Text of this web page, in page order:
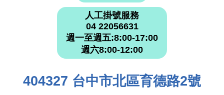
人工掛號服務
04 22056631
週一至週五:8:00-17:00
週六8:00-12:00
404327 台中市北區育德路2號